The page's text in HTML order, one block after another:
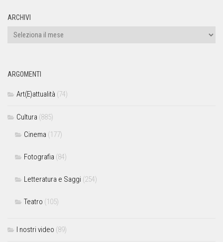
ARCHIVI
ARGOMENTI
Art(E)attualità (74)
Cultura (885)
Cinema (177)
Fotografia (84)
Letteratura e Saggi (254)
Teatro (105)
I nostri video (89)